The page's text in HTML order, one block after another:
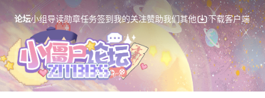
论坛小组导读勋章任务签到我的关注赞助我们其他 下载客户端